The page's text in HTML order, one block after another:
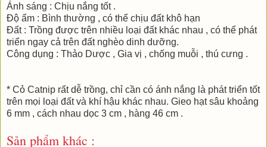
Ánh sáng : Chịu nắng tốt .
Độ ẩm : Bình thường , có thể chịu đất khô hạn
Đất : Trồng được trên nhiều loại đất khác nhau , có thể phát
triển ngay cả trên đất nghèo dinh dưỡng.
Công dụng : Thảo Dược , Gia vị , chống muỗi , thú cưng .
* Cỏ Catnip rất dễ trồng, chỉ cần có ánh nắng là phát triển tốt
trên mọi loại đất và khí hậu khác nhau. Gieo hạt sâu khoảng
6 mm , cách nhau dọc 3 cm , hàng 46 cm .
Sản phẩm khác :